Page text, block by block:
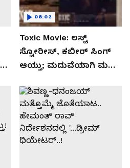
Toxic Movie: ಲಸ್ಟ್
ಸ್ಟೋರೀಸ್, ಕಬೀರ್ ಸಿಂಗ್
ಆಯ್ತು; ಮದುವೆಯಾಗಿ ಮಗು
Advani ಬ್ಯೂಟಿ
08:02